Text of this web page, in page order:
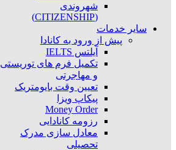
شهروندی
(CITIZENSHIP)
سایر خدمات
پیش از ورود به کانادا
آیلتس IELTS
تکمیل فرم های توریستی
و مهاجرتی
تعیین وقت بایومتریک
پیکاپ ویزا
Money Order
رزومه کانادایی
معادل سازی مدرک
تحصیلی